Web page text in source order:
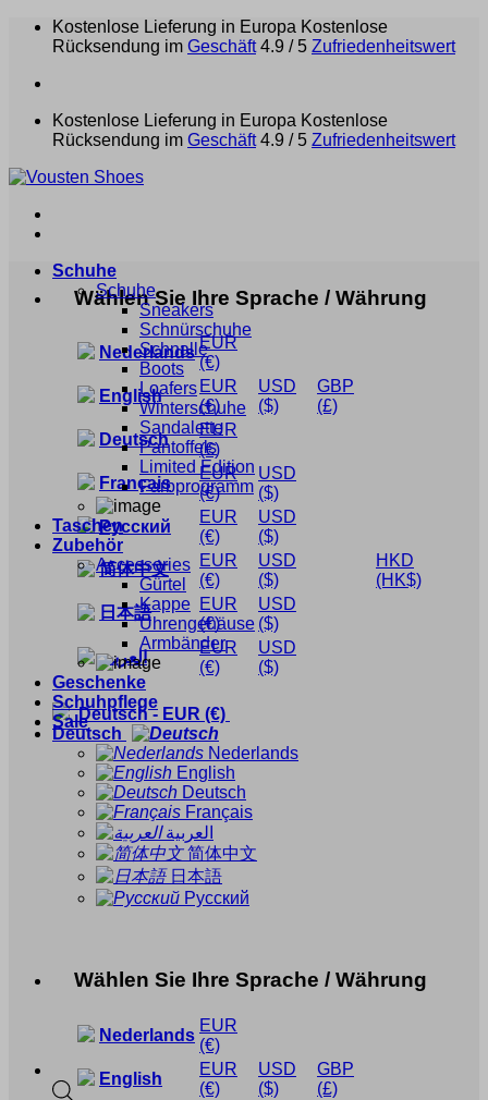
Zum
Kostenlose Lieferung in Europa Kostenlose
Rücksendung im Geschäft4.9 / 5 Zufriedenheitswert
Kostenlose Lieferung in Europa Kostenlose
Rücksendung im Geschäft4.9 / 5 Zufriedenheitswert
Wählen Sie Ihre Sprache / Währung
Nederlands
EUR
(€)
English
EUR
(€)
USD
($)
GBP
(£)
Deutsch
EUR
(€)
Français
EUR
(€)
USD
($)
Русский
EUR
(€)
USD
($)
简体中文
EUR
(€)
USD
($)
HKD
(HK$)
日本語
EUR
(€)
USD
($)
العربية
EUR
(€)
USD
($)
Deutsch- EUR (€)
Deutsch
Nederlands
English
Deutsch
Français
العربية
简体中文
日本語
Русский
Wählen Sie Ihre Sprache / Währung
Nederlands
EUR
(€)
English
EUR
(€)
USD
($)
GBP
(£)
Schuhe
Schuhe
Sneakers
Schnürschuhe
Schnalle
Boots
Loafers
Winterschuhe
Sandalette
Pantoffels
Limited Edition
Farbprogramm
Taschen
Zubehör
Accessories
Gürtel
Kappe
Uhrengehäuse
Armbänder
Geschenke
Schuhpflege
Sale